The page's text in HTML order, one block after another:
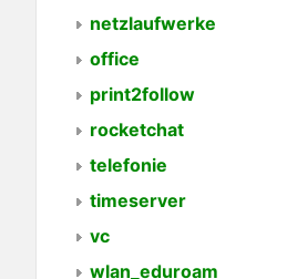
netzlaufwerke
office
print2follow
rocketchat
telefonie
timeserver
vc
wlan_eduroam